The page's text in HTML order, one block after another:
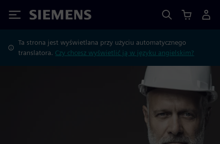
Siemens
Ta strona jest wyświetlana przy użyciu automatycznego
translatora. Czy chcesz wyświetlić ją w języku angielskim?